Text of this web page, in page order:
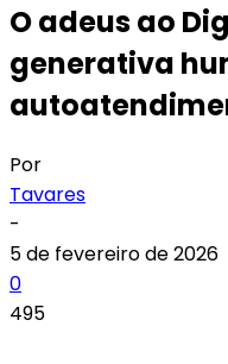
O adeus ao
generativa
Por
Tavares
-
5 de fevereiro de 2026
0
495